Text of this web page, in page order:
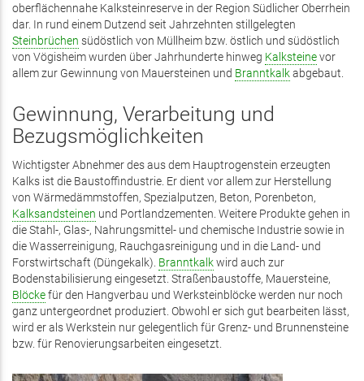
oberflächennahe Kalksteinreserve in der Region Südlicher Oberrhein
dar. In rund einem Dutzend seit Jahrzehnten stillgelegten
Steinbrüchen südöstlich von Müllheim bzw. östlich und südöstlich
von Vögisheim wurden über Jahrhunderte hinweg Kalksteinevor
allem zur Gewinnung von Mauersteinen und Branntkalkabgebaut.
Gewinnung, Verarbeitung und
Bezugsmöglichkeiten
Wichtigster Abnehmer des aus dem Hauptrogenstein erzeugten
Kalks ist die Baustoffindustrie. Er dient vor allem zur Herstellung
von Wärmedämmstoffen, Spezialputzen, Beton, Porenbeton,
Kalksandsteinen und Portlandzementen. Weitere Produkte gehen in
die Stahl-, Glas-, Nahrungsmittel- und chemische Industrie sowie in
die Wasserreinigung, Rauchgasreinigung und in die Land- und
Forstwirtschaft (Düngekalk). Branntkalkwird auch zur
Bodenstabilisierung eingesetzt. Straßenbaustoffe, Mauersteine,
Blöckefür den Hangverbau und Werksteinblöcke werden nur noch
ganz untergeordnet produziert. Obwohl er sich gut bearbeiten lässt,
wird er als Werkstein nur gelegentlich für Grenz- und Brunnensteine
bzw. für Renovierungsarbeiten eingesetzt.